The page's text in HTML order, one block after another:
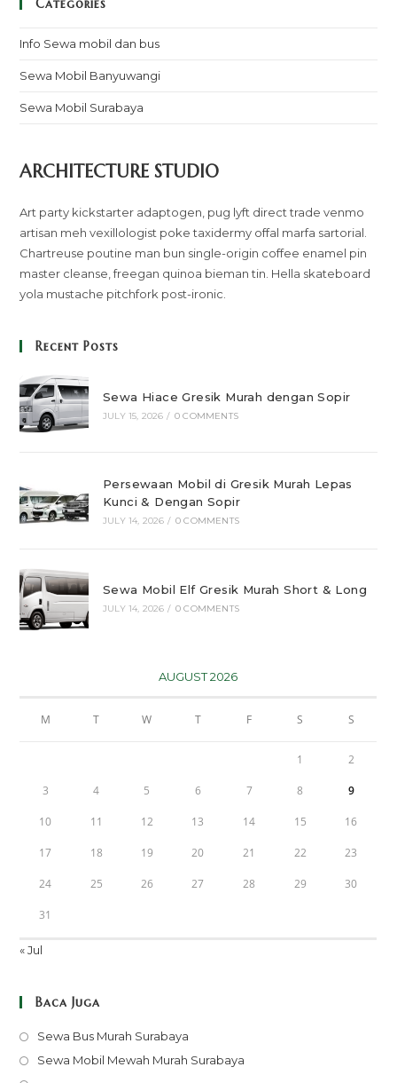
Categories
Info Sewa mobil dan bus
Sewa Mobil Banyuwangi
Sewa Mobil Surabaya
ARCHITECTURE STUDIO
Art party kickstarter adaptogen, pug lyft direct trade venmo
artisan meh vexillologist poke taxidermy offal marfa sartorial.
Chartreuse poutine man bun single-origin coffee enamel pin
master cleanse, freegan quinoa bieman tin. Hella skateboard
yola mustache pitchfork post-ironic.
Recent Posts
Sewa Hiace Gresik Murah dengan Sopir
JULY 15, 2026 / 0 COMMENTS
Persewaan Mobil di Gresik Murah Lepas
Kunci & Dengan Sopir
JULY 14, 2026 / 0 COMMENTS
Sewa Mobil Elf Gresik Murah Short & Long
JULY 14, 2026 / 0 COMMENTS
AUGUST 2026
M T W T F S S
1 2
3 4 5 6 7 8 9
10 11 12 13 14 15 16
17 18 19 20 21 22 23
24 25 26 27 28 29 30
31
« Jul
Baca Juga
Sewa Bus Murah Surabaya
in
Sewa Mobil Mewah Murah Surabaya